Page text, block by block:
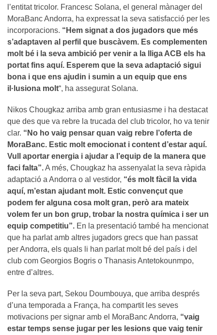
l’entitat tricolor. Francesc Solana, el general mànager del
MoraBanc Andorra, ha expressat la seva satisfacció per les
incorporacions. “Hem signat a dos jugadors que més
s’adaptaven al perfil que buscàvem. Es complementen
molt bé i la seva ambició per venir a la lliga ACB els ha
portat fins aquí. Esperem que la seva adaptació sigui
bona i que ens ajudin i sumin a un equip que ens
il·lusiona molt“, ha assegurat Solana.
Nikos Chougkaz arriba amb gran entusiasme i ha destacat
que des que va rebre la trucada del club tricolor, ho va tenir
clar. “No ho vaig pensar quan vaig rebre l’oferta de
MoraBanc. Estic molt emocionat i content d’estar aquí.
Vull aportar energia i ajudar a l’equip de la manera que
faci falta”.A més, Chougkaz ha assenyalat la seva ràpida
adaptació a Andorra o al vestidor, “és molt fàcil la vida
aquí, m’estan ajudant molt. Estic convençut que
podem fer alguna cosa molt gran, però ara mateix
volem fer un bon grup, trobar la nostra química i ser un
equip competitiu”. En la presentació també ha mencionat
que ha parlat amb altres jugadors grecs que han passat
per Andorra, els quals li han parlat molt bé del país i del
club com Georgios Bogris o Thanasis Antetokounmpo,
entre d’altres.
Per la seva part, Sekou Doumbouya, que arriba després
d’una temporada a França, ha compartit les seves
motivacions per signar amb el MoraBanc Andorra, “vaig
estar temps sense jugar per les lesions que vaig tenir